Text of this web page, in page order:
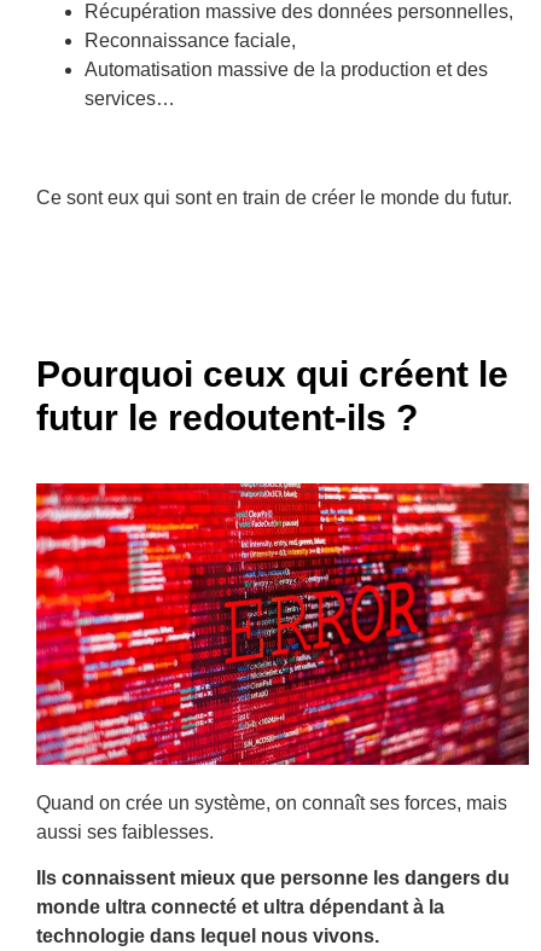
Récupération massive des données personnelles,
Reconnaissance faciale,
Automatisation massive de la production et des
services…
Ce sont eux qui sont en train de créer le monde du futur.
Pourquoi ceux qui créent le
futur le redoutent-ils ?
Quand on crée un système, on connaît ses forces, mais
aussi ses faiblesses.
Ils connaissent mieux que personne les dangers du
monde ultra connecté et ultra dépendant à la
technologie dans lequel nous vivons.